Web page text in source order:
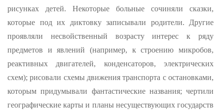
рисунках детей. Не­которые больные сочиняли сказки,
которые под их диктовку записы­вали родители. Другие
проявляли несвойственный возрасту интерес к ряду
предметов и явлений (например, к строению микробов,
реак­тивных двигателей, конденсаторов, электрических
схем); рисовали схемы движения транспорта с остановками,
которым придумывали фантастические названия; чертили
географические карты и планы несуществующих государств